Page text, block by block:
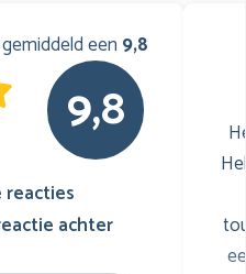
een 9,8
9,8
reacties
achter